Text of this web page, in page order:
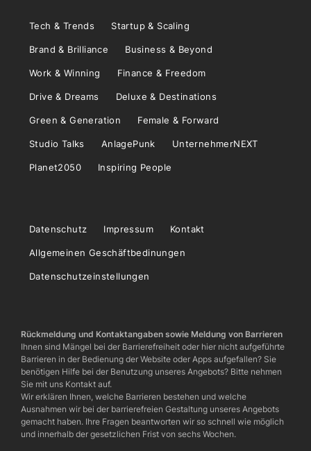
Tech & Trends Startup & Scaling
Brand & Brilliance Business & Beyond
Work & Winning Finance & Freedom
Drive & Dreams Deluxe & Destinations
Green & Generation Female & Forward
Studio Talks AnlagePunk UnternehmerNEXT
Planet2050 Inspiring People
Datenschutz Impressum Kontakt
Allgemeinen Geschäftbedinungen
Datenschutzeinstellungen
Rückmeldung und Kontaktangaben sowie Meldung von Barrieren
Ihnen sind Mängel bei der Barrierefreiheit oder hier nicht aufgeführte
Barrieren in der Bedienung der Website oder Apps aufgefallen? Sie
benötigen Hilfe bei der Benutzung unseres Angebots? Bitte nehmen
Sie mit uns Kontakt auf.
Wir erklären Ihnen, welche Barrieren bestehen und welche
Ausnahmen wir bei der barrierefreien Gestaltung unseres Angebots
gemacht haben. Ihre Fragen beantworten wir so schnell wie möglich
und innerhalb der gesetzlichen Frist von sechs Wochen.